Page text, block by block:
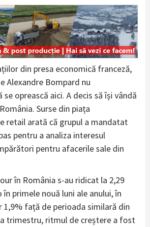
din presa economică franceză,
Alexandre Bompard nu
oprească aici. A decis să își vândă
Surse din piața
retail arată că grupul a mandatat
pentru a analiza interesul
pentru afacerile sale din
în România s-au ridicat la 2,29
primele nouă luni ale anului, în
1,9% față de perioada similară din
trimestru, ritmul de creștere a fost